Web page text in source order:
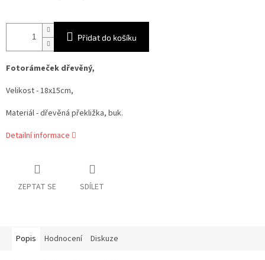
Přidat do košíku
Fotorámeček dřevěný,
Velikost - 18x15cm,
Materiál - dřevěná překližka, buk.
Detailní informace
ZEPTAT SE SDÍLET
Popis Hodnocení Diskuze